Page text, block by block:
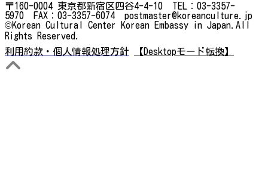
〒160-0004 東京都新宿区四谷4-4-10 TEL：03-3357-
5970 FAX：03-3357-6074 postmaster@koreanculture.jp
©Korean Cultural Center Korean Embassy in Japan.All
Rights Reserved.
利用約款・個人情報処理方針
【Desktopモード転換】